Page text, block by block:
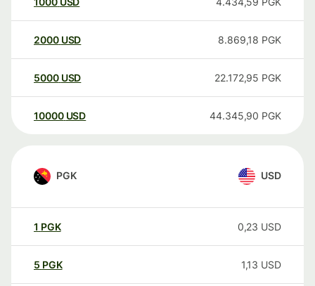
2000 USD 8.869,18 PGK
5000 USD 22.172,95 PGK
10000 USD 44.345,90 PGK
PGK USD
1 PGK 0,23 USD
5 PGK 1,13 USD